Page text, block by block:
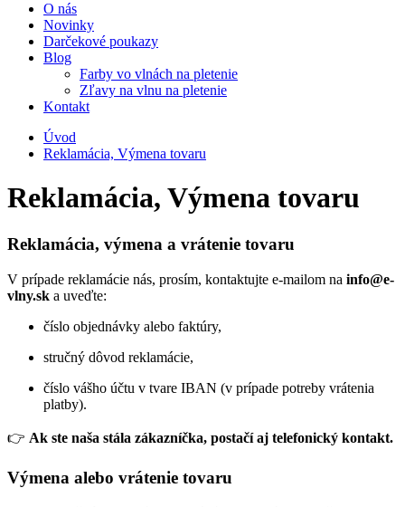
O nás
Novinky
Darčekové poukazy
Blog
Farby vo vlnách na pletenie
Zľavy na vlnu na pletenie
Kontakt
Úvod
Reklamácia, Výmena tovaru
Reklamácia, Výmena tovaru
Reklamácia, výmena a vrátenie tovaru
V prípade reklamácie nás, prosím, kontaktujte e-mailom na info@e-
vlny.sk a uveďte:
číslo objednávky alebo faktúry,
stručný dôvod reklamácie,
číslo vášho účtu v tvare IBAN (v prípade potreby vrátenia
platby).
👉 Ak ste naša stála zákazníčka, postačí aj telefonický kontakt.
Výmena alebo vrátenie tovaru